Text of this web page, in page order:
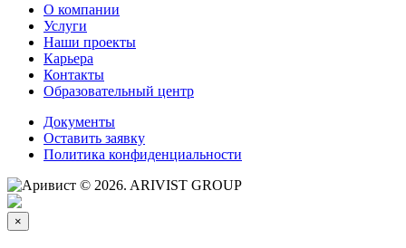
О компании
Услуги
Наши проекты
Карьера
Контакты
Образовательный центр
Документы
Оставить заявку
Политика конфиденциальности
© 2026. ARIVIST GROUP
×